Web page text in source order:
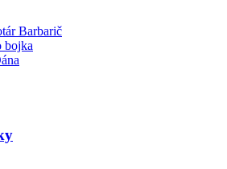
Barbarič
bojka